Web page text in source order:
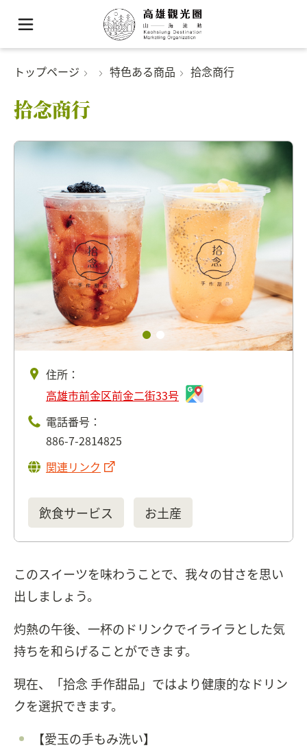
トップページ 特色ある商品 拾念商行
拾念商行
住所：
高雄市前金区前金二街33号
電話番号：
886-7-2814825
関連リンク
飲食サービス お土産
このスイーツを味わうことで、我々の甘さを思い
出しましょう。
灼熱の午後、一杯のドリンクでイライラとした気
持ちを和らげることができます。
現在、「拾念 手作甜品」ではより健康的なドリン
クを選択できます。
【愛玉の手もみ洗い】